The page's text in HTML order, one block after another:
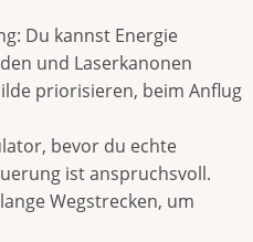
Du kannst Energie
und Laserkanonen
priorisieren, beim Anflug
bevor du echte
ist anspruchsvoll.
Wegstrecken, um